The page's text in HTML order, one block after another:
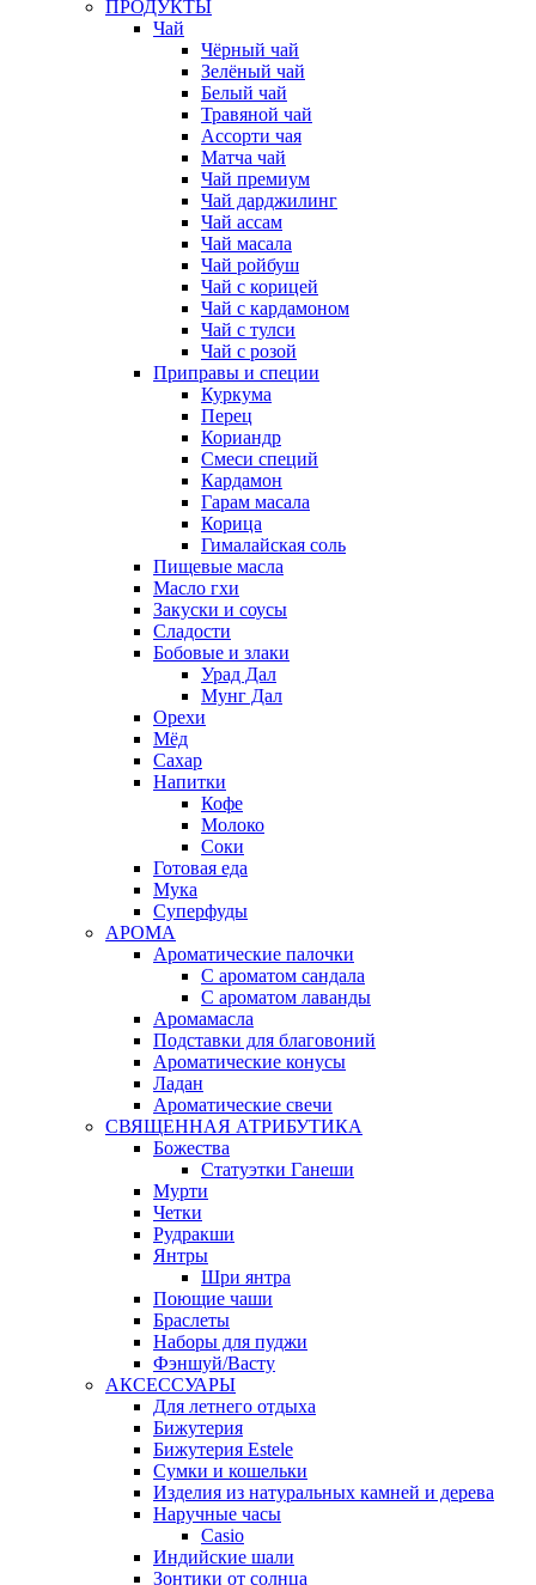
ПРОДУКТЫ
Чай
Чёрный чай
Зелёный чай
Белый чай
Травяной чай
Ассорти чая
Матча чай
Чай премиум
Чай дарджилинг
Чай ассам
Чай масала
Чай ройбуш
Чай с корицей
Чай с кардамоном
Чай с тулси
Чай с розой
Приправы и специи
Куркума
Перец
Кориандр
Смеси специй
Кардамон
Гарам масала
Корица
Гималайская соль
Пищевые масла
Масло гхи
Закуски и соусы
Сладости
Бобовые и злаки
Урад Дал
Мунг Дал
Орехи
Мёд
Сахар
Напитки
Кофе
Молоко
Соки
Готовая еда
Мука
Суперфуды
АРОМА
Ароматические палочки
С ароматом сандала
С ароматом лаванды
Аромамасла
Подставки для благовоний
Ароматические конусы
Ладан
Ароматические свечи
СВЯЩЕННАЯ АТРИБУТИКА
Божества
Статуэтки Ганеши
Мурти
Четки
Рудракши
Янтры
Шри янтра
Поющие чаши
Браслеты
Наборы для пуджи
Фэншуй/Васту
АКСЕССУАРЫ
Для летнего отдыха
Бижутерия
Бижутерия Estele
Сумки и кошельки
Изделия из натуральных камней и дерева
Наручные часы
Casio
Индийские шали
Зонтики от солнца